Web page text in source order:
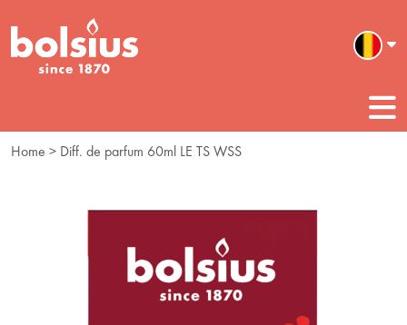
Home > Diff. de parfum 60ml LE TS WSS